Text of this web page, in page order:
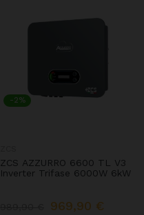
-2%
ZCS AZZURRO 6600 TL V3
Inverter Trifase 6000W 6kW
969,90 €